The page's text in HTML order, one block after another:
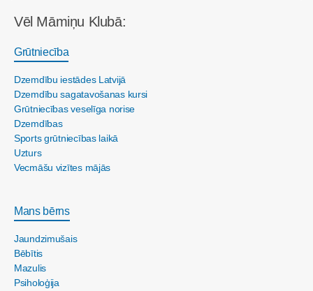
Vēl Māmiņu Klubā:
Grūtniecība
Dzemdību iestādes Latvijā
Dzemdību sagatavošanas kursi
Grūtniecības veselīga norise
Dzemdības
Sports grūtniecības laikā
Uzturs
Vecmāšu vizītes mājās
Mans bērns
Jaundzimušais
Bēbītis
Mazulis
Psiholoģija